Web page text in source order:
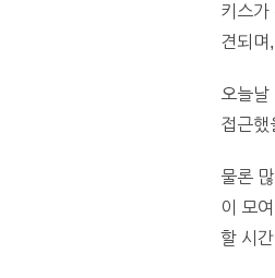
키스가
견되며
오늘날
접근했
물론
이 모
할 시